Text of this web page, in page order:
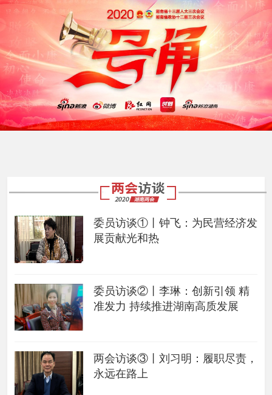
委员访谈①丨钟飞：为民营经济发
展贡献光和热
委员访谈②丨李琳：创新引领 精
准发力 持续推进湖南高质发展
两会访谈③丨刘习明：履职尽责，
永远在路上